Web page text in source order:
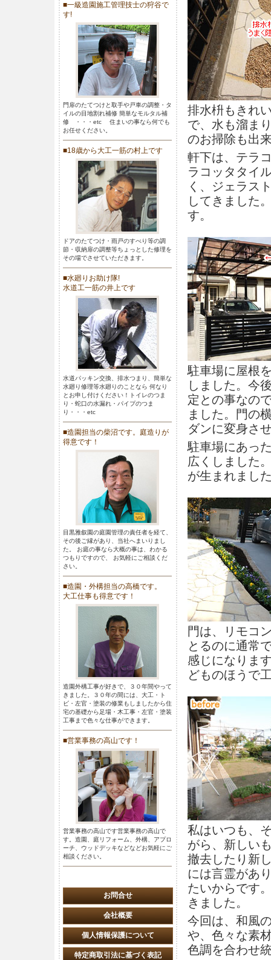
排水枡もきれ
で、水も溜ま
のお掃除も出
軒下は、テラ
ラコッタタイ
く、ジェラス
してきました
す。
駐車場に屋根
しました。今
定との事なの
ました。門の
ダンに変身さ
駐車場にあっ
広くしました
が生まれまし
門は、リモコ
とるのに通常
感じになりま
どものほうで
私はいつも、
がら、新しい
撤去したり新
には言霊があ
たいからです
きました。
今回は、和風
や、色々な素
色調を合わせ
■一級造園施工管理技士の狩谷で
す!
門扉のたてつけと取手や戸車の調整・タ
イルの目地割れ補修 簡単なモルタル補
修 ・・・etc 住まいの事なら何でも
お任せください。
■18歳から大工一筋の村上です
ドアのたてつけ・雨戸のすべり等の調
節・収納扉の調整等ちょっとした修理を
その場でさせていただきます。
■水廻りお助け隊!
水道工一筋の井上です
水道パッキン交換、排水つまり、簡単な
水廻り修理等水廻りのことなら 何なり
とお申し付けください！トイレのつま
り・蛇口の水漏れ・パイプのつま
り・・・etc
■造園担当の柴沼です。庭造りが
得意です！
目黒雅叙園の庭園管理の責任者を経て、
その後ご縁があり、当社へまいりまし
た。 お庭の事なら大概の事は、わかる
つもりですので、 お気軽にご相談くだ
さい。
■造園・外構担当の高橋です。
大工仕事も得意です！
造園外構工事が好きで、３０年間やって
きました。３０年の間には、大工・ト
ビ・左官・塗装の修業もしましたから住
宅の基礎から足場・木工事・左官・塗装
工事まで色々な仕事ができます。
■営業事務の高山です！
営業事務の高山です営業事務の高山で
す。造園、庭リフォーム、外構、アプロ
ーチ、ウッドデッキなどなどお気軽にご
相談ください。
お問合せ
会社概要
個人情報保護について
特定商取引法に基づく表記